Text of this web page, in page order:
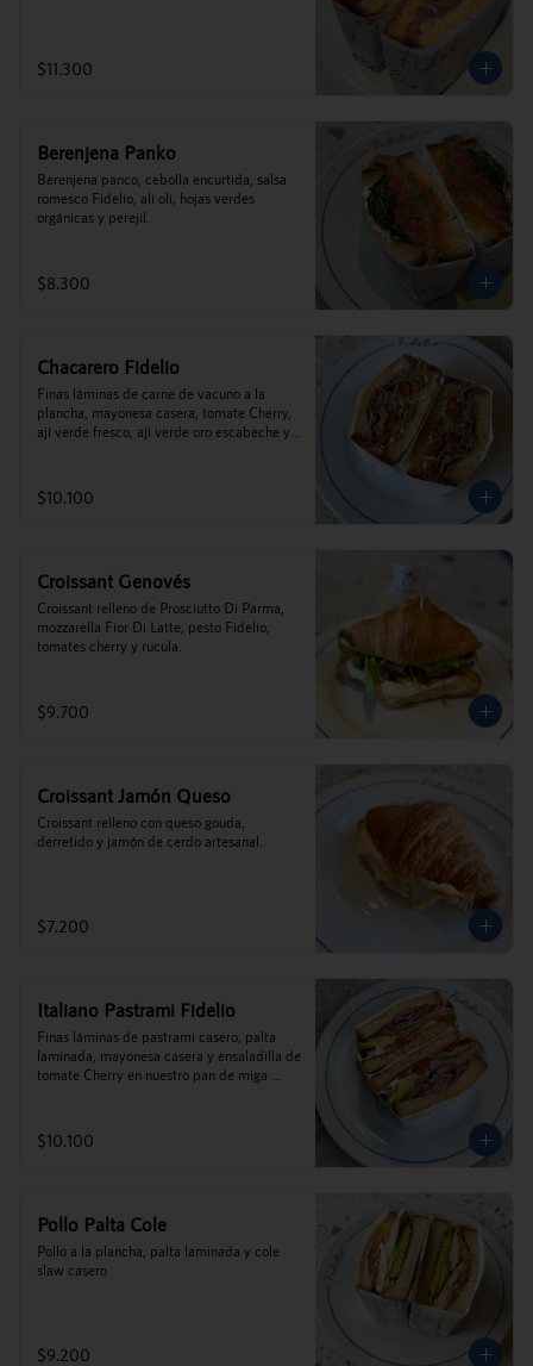
$11.300
Berenjena Panko
Berenjena panco, cebolla encurtida, salsa
romesco Fidelio, ali oli, hojas verdes
orgánicas y perejil.
$8.300
Chacarero Fidelio
Finas láminas de carne de vacuno a la
plancha, mayonesa casera, tomate Cherry,
ají verde fresco, ají verde oro escabeche y
$10.100
Croissant Genovés
Croissant relleno de Prosciutto Di Parma,
mozzarella Fior Di Latte, pesto Fidelio,
tomates cherry y rucula.
$9.700
Croissant Jamón Queso
Croissant relleno con queso gouda,
derretido y jamón de cerdo artesanal.
$7.200
Italiano Pastrami Fidelio
Finas láminas de pastrami casero, palta
laminada, mayonesa casera y ensaladilla de
tomate Cherry en nuestro pan de miga
$10.100
Pollo Palta Cole
Pollo a la plancha, palta laminada y cole
slaw casero
$9.200